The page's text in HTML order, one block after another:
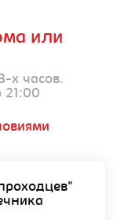
или
х часов.
21:00